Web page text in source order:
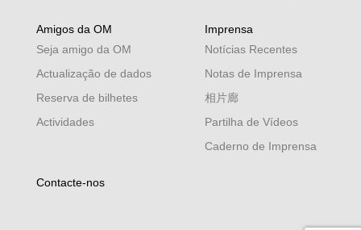
Amigos da OM
Seja amigo da OM
Actualização de dados
Reserva de bilhetes
Actividades
Imprensa
Notícias Recentes
Notas de Imprensa
相片廊
Partilha de Vídeos
Caderno de Imprensa
Contacte-nos